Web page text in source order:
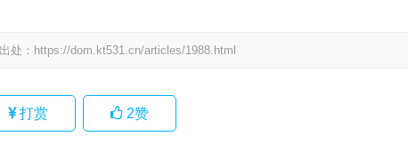
处： https://dom.kt531.cn/articles/1988.html
打赏 2赞